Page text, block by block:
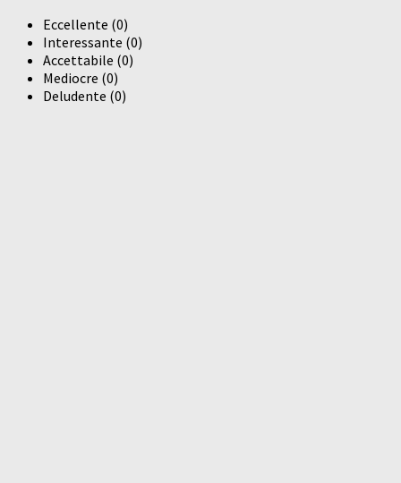
Eccellente (0)
Interessante (0)
Accettabile (0)
Mediocre (0)
Deludente (0)